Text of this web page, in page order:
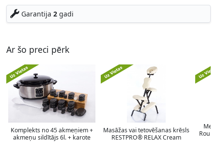
Garantija 2gadi
Ar šo preci pērk
Komplekts no 45 akmeņiem +
akmeņu sildītājs 6l. + karote
Masāžas vai tetovēšanas krēsls
RESTPRO® RELAX Cream